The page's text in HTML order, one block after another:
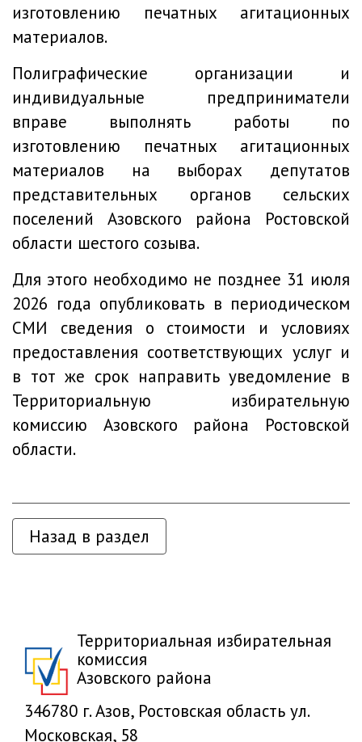
изготовлению печатных агитационных
материалов.
Полиграфические организации и
индивидуальные предприниматели
вправе выполнять работы по
изготовлению печатных агитационных
материалов на выборах депутатов
представительных органов сельских
поселений Азовского района Ростовской
области шестого созыва.
Для этого необходимо не позднее 31 июля
2026 года опубликовать в периодическом
СМИ сведения о стоимости и условиях
предоставления соответствующих услуг и
в тот же срок направить уведомление в
Территориальную избирательную
комиссию Азовского района Ростовской
области.
Назад в раздел
Территориальная избирательная
комиссия
Азовского района
346780 г. Азов, Ростовская область ул.
Московская, 58